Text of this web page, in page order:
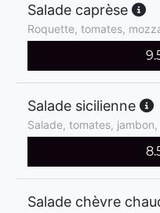
Salade caprèse
Roquette, tomates,
Salade sicilienne
Salade, tomates,
Salade chèvre